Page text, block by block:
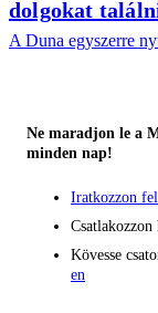
dolgokat
A Duna egyszerre
Ne maradjon le a
minden nap!
Iratkozzon
Csatlakozzon
Kövesse
en